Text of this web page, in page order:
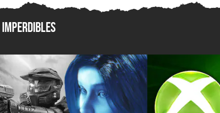
Imperdibles